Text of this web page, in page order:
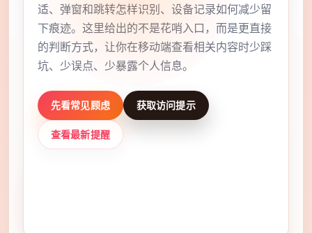
适、弹窗和跳转怎样识别、设备记录如何减少留
下痕迹。这里给出的不是花哨入口，而是更直接
的判断方式，让你在移动端查看相关内容时少踩
坑、少误点、少暴露个人信息。
先看常见顾虑 获取访问提示
查看最新提醒